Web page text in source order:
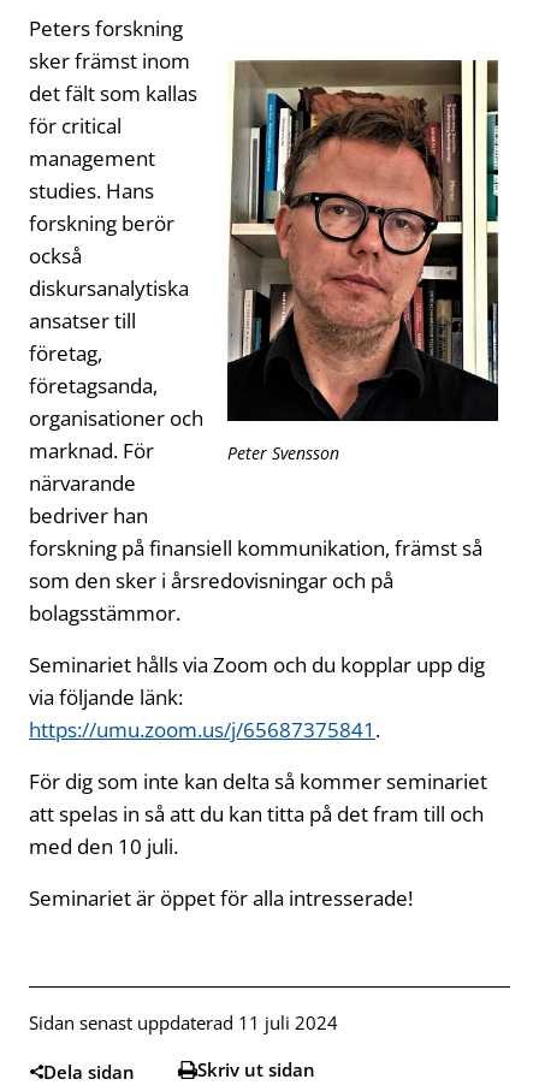
Peter Svensson
Peters forskning
sker främst inom
det fält som kallas
för critical
management
studies. Hans
forskning berör
också
diskursanalytiska
ansatser till
företag,
företagsanda,
organisationer och
marknad. För
närvarande
bedriver han
forskning på finansiell kommunikation, främst så
som den sker i årsredovisningar och på
bolagsstämmor.
Seminariet hålls via Zoom och du kopplar upp dig
via följande länk:
https://umu.zoom.us/j/65687375841 .
För dig som inte kan delta så kommer seminariet
att spelas in så att du kan titta på det fram till och
med den 10 juli.
Seminariet är öppet för alla intresserade!
Sidan senast uppdaterad 11 juli 2024
Dela sidan Skriv ut sidan